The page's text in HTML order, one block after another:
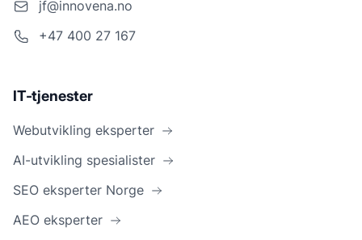
jf@innovena.no
+47 400 27 167
IT-tjenester
Webutvikling eksperter
AI-utvikling spesialister
SEO eksperter Norge
AEO eksperter